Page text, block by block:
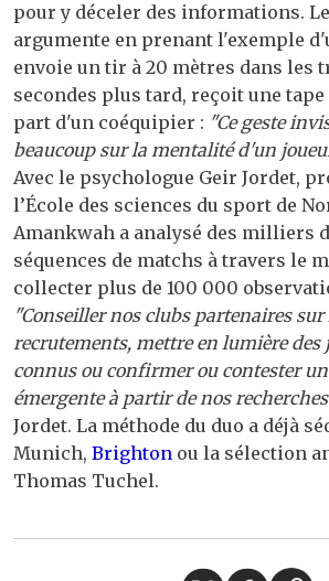
pour y déceler des informations.
argumente en prenant l'exemple
envoie un tir à 20 mètres dans les
secondes plus tard, reçoit une tape
part d'un coéquipier : "Ce geste
beaucoup sur la mentalité d'un
Avec le psychologue Geir Jordet,
l’École des sciences du sport de
Amankwah a analysé des milliers
séquences de matchs à travers le
collecter plus de 100 000
"Conseiller nos clubs partenaires sur
recrutements, mettre en lumière des
connus ou confirmer ou contester
émergente à partir de nos
Jordet. La méthode du duo a déjà
Munich, Brighton ou la sélection
Thomas Tuchel.